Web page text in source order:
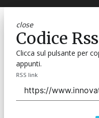
close
Codice Rss
Clicca sul pulsante per
appunti.
RSS link